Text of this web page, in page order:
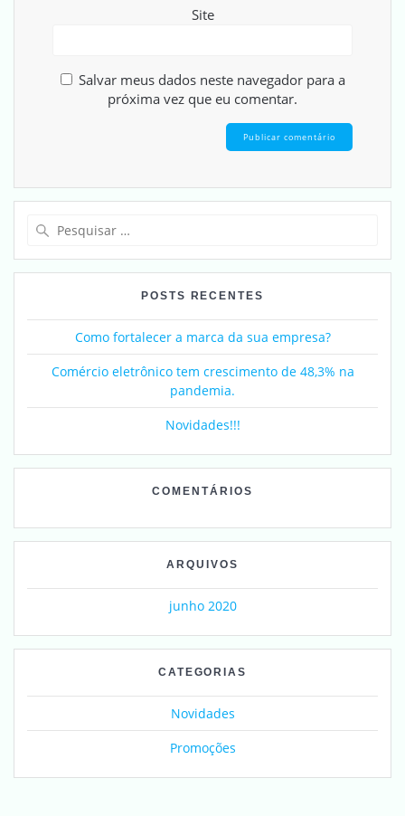
Site
Salvar meus dados neste navegador para a
próxima vez que eu comentar.
POSTS RECENTES
Como fortalecer a marca da sua empresa?
Comércio eletrônico tem crescimento de 48,3% na
pandemia.
Novidades!!!
COMENTÁRIOS
ARQUIVOS
junho 2020
CATEGORIAS
Novidades
Promoções